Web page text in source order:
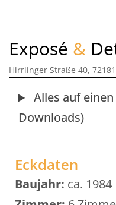
Exposé &
Hirrlinger Straße 40,
Alles auf
Downloads)
Eckdaten
Baujahr: ca. 1984